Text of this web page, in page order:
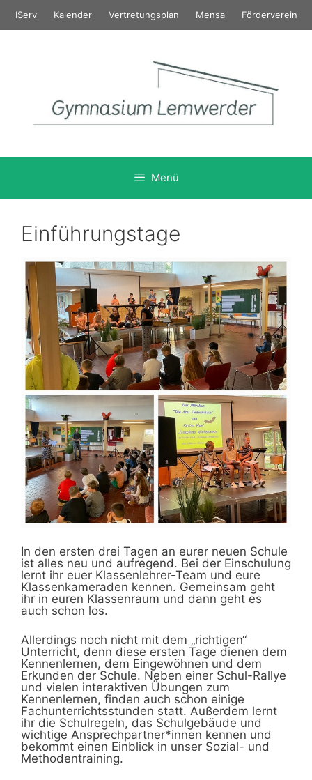
Inhalt
springen
IServ Kalender Vertretungsplan Mensa Förderverein
Menü
Einführungstage
In den ersten drei Tagen an eurer neuen Schule
ist alles neu und aufregend. Bei der Einschulung
lernt ihr euer Klassenlehrer-Team und eure
Klassenkameraden kennen. Gemeinsam geht
ihr in euren Klassenraum und dann geht es
auch schon los.
Allerdings noch nicht mit dem „richtigen“
Unterricht, denn diese ersten Tage dienen dem
Kennenlernen, dem Eingewöhnen und dem
Erkunden der Schule. Neben einer Schul-Rallye
und vielen interaktiven Übungen zum
Kennenlernen, finden auch schon einige
Fachunterrichtsstunden statt. Außerdem lernt
ihr die Schulregeln, das Schulgebäude und
wichtige Ansprechpartner*innen kennen und
bekommt einen Einblick in unser Sozial- und
Methodentraining.